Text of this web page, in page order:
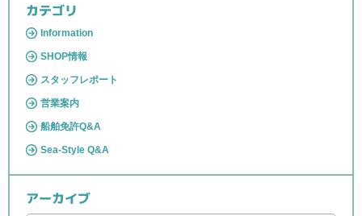
カテゴリ
Information
SHOP情報
スタッフレポート
営業案内
船舶免許Q&A
Sea-Style Q&A
アーカイブ